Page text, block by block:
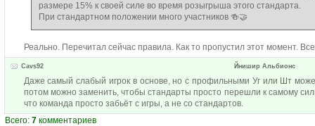
размере 15% к своей силе во время розыгрыша этого стандарта.
При стандартном положении много участников 🍻🤝
Реально. Перечитал сейчас правила. Как то пропустил этот момент.
Cavs92 Йнишир Альбионс
Даже самый слабый игрок в основе, но с профильными Уг или Шт
потом можно заменить, чтобы стандарты просто перешли к самому
что команда просто забьёт с игры, а не со стандартов.
Всего: 7 комментариев